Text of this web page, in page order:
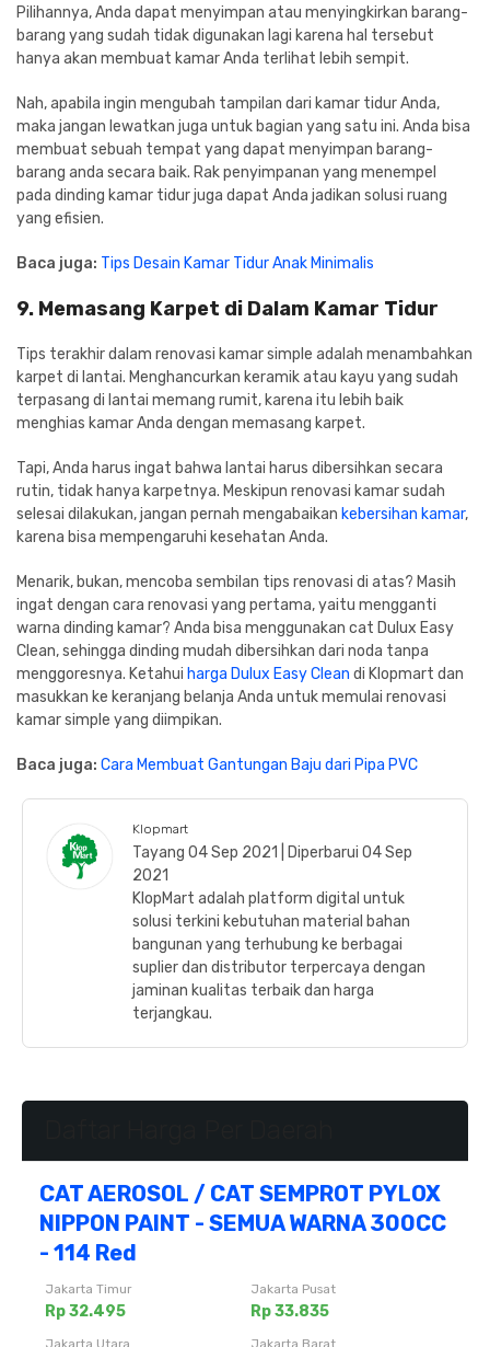
Pilihannya, Anda dapat menyimpan atau menyingkirkan barang-
barang yang sudah tidak digunakan lagi karena hal tersebut
hanya akan membuat kamar Anda terlihat lebih sempit.
Nah, apabila ingin mengubah tampilan dari kamar tidur Anda,
maka jangan lewatkan juga untuk bagian yang satu ini. Anda bisa
membuat sebuah tempat yang dapat menyimpan barang-
barang anda secara baik. Rak penyimpanan yang menempel
pada dinding kamar tidur juga dapat Anda jadikan solusi ruang
yang efisien.
Baca juga: Tips Desain Kamar Tidur Anak Minimalis
9. Memasang Karpet di Dalam Kamar Tidur
Tips terakhir dalam renovasi kamar simple adalah menambahkan
karpet di lantai. Menghancurkan keramik atau kayu yang sudah
terpasang di lantai memang rumit, karena itu lebih baik
menghias kamar Anda dengan memasang karpet.
Tapi, Anda harus ingat bahwa lantai harus dibersihkan secara
rutin, tidak hanya karpetnya. Meskipun renovasi kamar sudah
selesai dilakukan, jangan pernah mengabaikan kebersihan kamar,
karena bisa mempengaruhi kesehatan Anda.
Menarik, bukan, mencoba sembilan tips renovasi di atas? Masih
ingat dengan cara renovasi yang pertama, yaitu mengganti
warna dinding kamar? Anda bisa menggunakan cat Dulux Easy
Clean, sehingga dinding mudah dibersihkan dari noda tanpa
menggoresnya. Ketahui harga Dulux Easy Clean di Klopmart dan
masukkan ke keranjang belanja Anda untuk memulai renovasi
kamar simple yang diimpikan.
Baca juga: Cara Membuat Gantungan Baju dari Pipa PVC
Klopmart
Tayang 04 Sep 2021 | Diperbarui 04 Sep
2021
KlopMart adalah platform digital untuk
solusi terkini kebutuhan material bahan
bangunan yang terhubung ke berbagai
suplier dan distributor terpercaya dengan
jaminan kualitas terbaik dan harga
terjangkau.
CAT AEROSOL / CAT SEMPROT PYLOX
NIPPON PAINT - SEMUA WARNA 300CC
- 114 Red
Jakarta Timur
Rp 32.495
Jakarta Pusat
Rp 33.835
Jakarta Utara Jakarta Barat